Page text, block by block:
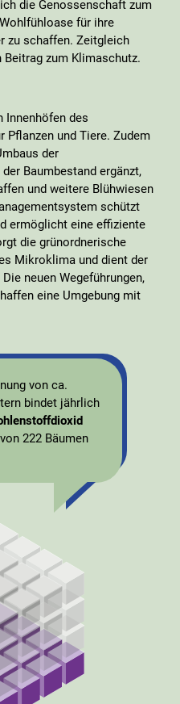
die Genossenschaft zum
für ihre
zu schaffen. Zeitgleich
Beitrag zum Klimaschutz.
Innenhöfen des
Pflanzen und Tiere. Zudem
der
Baumbestand ergänzt,
und weitere Blühwiesen
schützt
ermöglicht eine effiziente
die grünordnerische
Mikroklima und dient der
neuen Wegeführungen,
eine Umgebung mit
von ca.
bindet jährlich
222 Bäumen